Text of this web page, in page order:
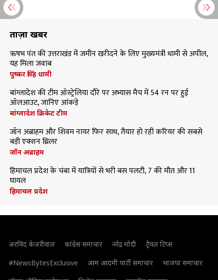
ताज़ा खबरें
ऋषभ पंत की उत्तराखंड में जमीन खरीदने के लिए मुख्यमंत्री धामी से अपील,
यह मिला जवाब
पुष्कर सिंह धामी
बांग्लादेश की टीम ऑस्ट्रेलिया दौरे पर अभ्यास मैच में 54 रन पर हुई
ऑलआउट, जानिए आंकड़े
बांग्लादेश क्रिकेट टीम
जॉन अब्राहम और शिवम नायर फिर साथ, तैयार हो रही करियर की सबसे
बड़ी एक्शन थ्रिलर
जॉन अब्राहम
हिमाचल प्रदेश के चंबा में यात्रियों से भरी बस पलटी, 7 की मौत और 11
घायल
हिमाचल प्रदेश
अरविंद केजरीवाल कांग्रेस समाचार नरेंद्र मोदी
ट्रैवल टिप्स
#NewsBytesExclusive
आम आदमी पार्टी समाचार
भाजपा समाचार